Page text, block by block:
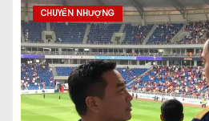
CHUYỂN NHƯỢNG